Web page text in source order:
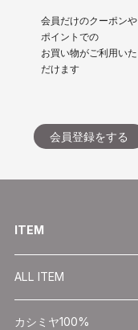
会員だけのクーポンや
ポイントでの
お買い物がご利用いた
だけます
会員登録をする
ITEM
ALL ITEM
カシミヤ100%